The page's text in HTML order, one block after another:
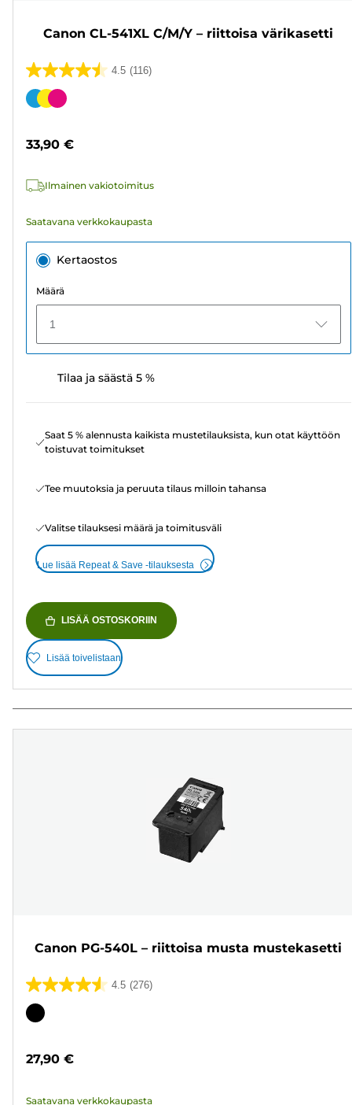
Canon CL-541XL C/M/Y – riittoisa värikasetti
4.5 (116)
4.5/5
tähteä.
Värikasetti
33,90 €
Ilmainen vakiotoimitus
Saatavana verkkokaupasta
Kertaostos
Määrä
1
Tilaa ja säästä 5 %
Saat 5 % alennusta kaikista mustetilauksista, kun otat käyttöön
toistuvat toimitukset
Tee muutoksia ja peruuta tilaus milloin tahansa
Valitse tilauksesi määrä ja toimitusväli
Lue lisää Repeat & Save -tilauksesta
LISÄÄ OSTOSKORIIN
Lisää toivelistaan
Canon PG-540L – riittoisa musta mustekasetti
4.5 (276)
4.5/5
tähteä.
Värikasetti
27,90 €
Saatavana verkkokaupasta